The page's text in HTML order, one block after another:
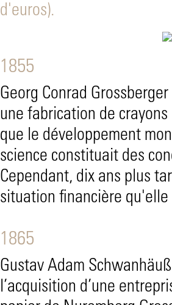
d'euros).
1855
Georg Conrad
une fabrication de
que le développement
science constituait des
Cependant, dix ans plus
situation financière
1865
Gustav Adam
l’acquisition d’une